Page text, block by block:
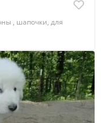
, шапочки, для